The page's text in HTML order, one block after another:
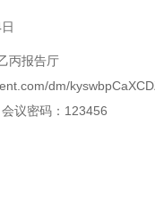
日
丙报告厅
dm/
议密码：123456